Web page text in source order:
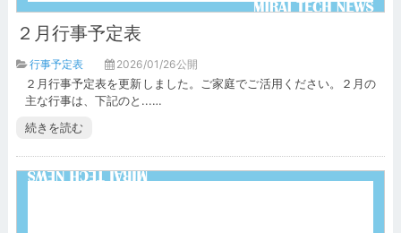
２月行事予定表
行事予定表
2026/01/26公開
２月行事予定表を更新しました。ご家庭でご活用ください。２月の
主な行事は、下記のと...…
続きを読む